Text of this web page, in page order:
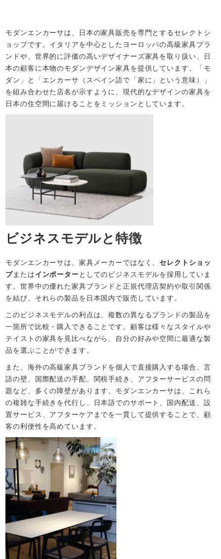
モダンエンカーサは、日本の家具販売を専門とするセレクトシ
ョップです。イタリアを中心としたヨーロッパの高級家具ブラ
ンドや、世界的に評価の高いデザイナーズ家具を取り扱い、日
本の顧客に本物のモダンデザイン家具を提供しています。「モ
ダン」と「エンカーサ（スペイン語で「家に」という意味）」
を組み合わせた店名が示すように、現代的なデザインの家具を
日本の住空間に届けることをミッションとしています。
ビジネスモデルと特徴
モダンエンカーサは、家具メーカーではなく、セレクトショッ
プまたはインポーターとしてのビジネスモデルを採用していま
す。世界中の優れた家具ブランドと正規代理店契約や取引関係
を結び、それらの製品を日本国内で販売しています。
このビジネスモデルの利点は、複数の異なるブランドの製品を
一箇所で比較・購入できることです。顧客は様々なスタイルや
テイストの家具を見比べながら、自分の好みや空間に最適な製
品を選ぶことができます。
また、海外の高級家具ブランドを個人で直接購入する場合、言
語の壁、国際配送の手配、関税手続き、アフターサービスの問
題など、多くの障壁があります。モダンエンカーサは、これら
の複雑な手続きを代行し、日本語でのサポート、国内配送、設
置サービス、アフターケアまでを一貫して提供することで、顧
客の利便性を高めています。